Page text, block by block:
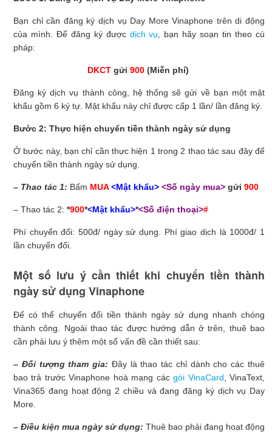
Bạn chỉ cần đăng ký dịch vụ Day More Vinaphone trên di động
của mình. Để đăng ký được dịch vụ , bạn hãy soạn tin theo cú
pháp:
DKCTgửi 900(Miễn phí)
Đăng ký dịch vụ thành công, hệ thống sẽ gửi về bạn một mật
khẩu gồm 6 ký tự. Mật khẩu này chỉ được cấp 1 lần/ lần đăng ký.
Bước 2: Thực hiện chuyển tiền thành ngày sử dụng
Ở bước này, bạn chỉ cần thực hiện 1 trong 2 thao tác sau đây để
chuyển tiền thành ngày sử dụng.
– Thao tác 1: Bấm MUA <Mật khẩu> <Số ngày mua> gửi 900
– Thao tác 2: *900*<Mật khẩu>*<Số điện thoại>#
Phí chuyển đổi: 500đ/ ngày sử dụng. Phí giao dịch là 1000đ/ 1
lần chuyển đổi.
Một số lưu ý cần thiết khi chuyển tiền thành
ngày sử dụng Vinaphone
Để có thể chuyển đổi tiền thành ngày sử dụng nhanh chóng
thành công. Ngoài thao tác được hướng dẫn ở trên, thuê bao
cần phải lưu ý thêm một số vấn đề cần thiết sau:
– Đối tượng tham gia: Đây là thao tác chỉ dành cho các thuê
bao trả trước Vinaphone hoà mạng cácgói VinaCard , VinaText,
Vina365 đang hoạt động 2 chiều và đang đăng ký dịch vụ Day
More.
– Điều kiện mua ngày sử dụng: Thuê bao phải đang hoạt động